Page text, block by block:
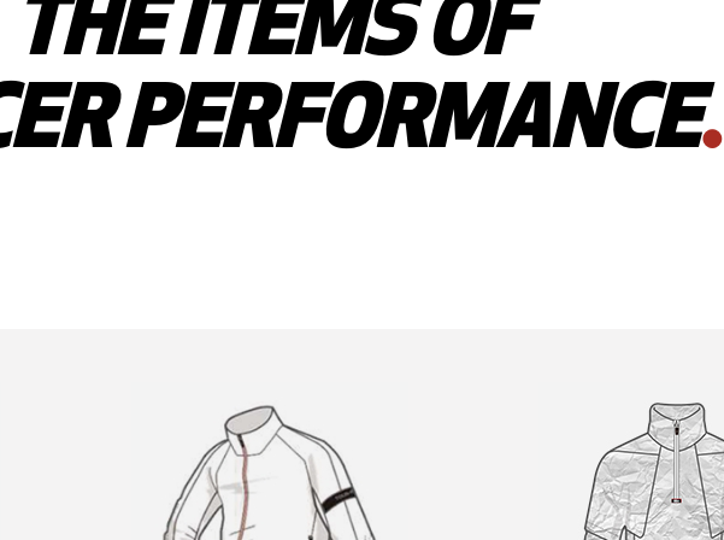
THE ITEMS OF
PERFORMANCE.